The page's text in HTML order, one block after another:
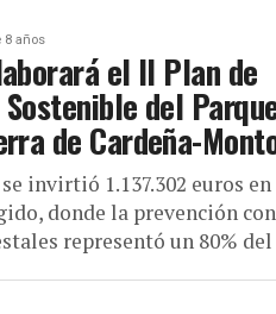
8 años
el II Plan de
del
de Cardeña-
invirtió 1.137.302 euros
donde la prevención
representó un 80%